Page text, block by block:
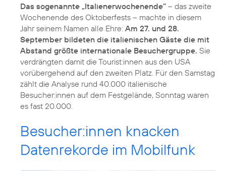
Das sogenannte „Italienerwochenende“ – das zweite
Wochenende des Oktoberfests – machte in diesem
Jahr seinem Namen alle Ehre: Am 27. und 28.
September bildeten die italienischen Gäste die mit
Abstand größte internationale Besuchergruppe. Sie
verdrängten damit die Tourist:innen aus den USA
vorübergehend auf den zweiten Platz. Für den Samstag
zählt die Analyse rund 40.000 italienische
Besucher:innen auf dem Festgelände, Sonntag waren
es fast 20.000.
Besucher:innen knacken
Datenrekorde im Mobilfunk